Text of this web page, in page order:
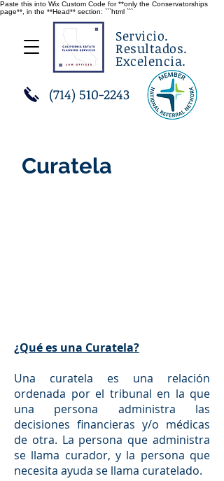
Paste this into Wix Custom Code for **only the Conservatorships
page**, in the **Head** section: ```html ```
Servicio.
Resultados.
Excelencia.
(714) 510-2243
Curatela
¿Qué es una Curatela?
Una curatela es una relación
ordenada por el tribunal en la que
una persona administra las
decisiones financieras y/o médicas
de otra. La persona que administra
se llama curador, y la persona que
necesita ayuda se llama curatelado.